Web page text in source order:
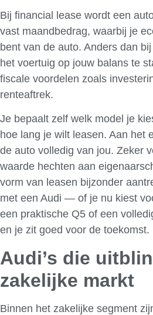
Bij financial lease wordt een
vast maandbedrag, waarbij je
bent van de auto. Anders dan
het voertuig op jouw balans te
fiscale voordelen zoals
renteaftrek.
Je bepaalt zelf welk model je
hoe lang je wilt leasen. Aan het
de auto volledig van jou. Zeker
waarde hechten aan
vorm van leasen bijzonder
met een Audi — of je nu kiest
een praktische Q5 of een
en je zit goed voor de toekomst.
Audi’s die
zakelijke markt
Binnen het zakelijke segment